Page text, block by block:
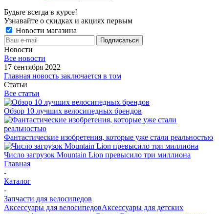
Будьте всегда в курсе!
Узнавайте о скидках и акциях первым
Новости магазина
Новости
Все новости
17 сентября 2022
Главная новость заключается в том
Статьи
Все статьи
Обзор 10 лучших велосипедных брендов
Фантастические изобретения, которые уже стали реальностью
Число загрузок Mountain Lion превысило три миллиона
Главная
-
Каталог
-
Запчасти для велосипедов
Аксессуары для велосипедовАксессуары для детских